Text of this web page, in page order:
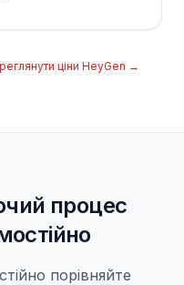
ціни HeyGen →
процес
порівняйте